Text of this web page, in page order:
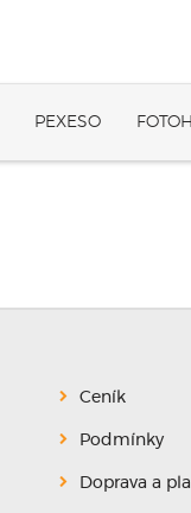
PEXESO
Ceník
Podmínky
Doprava a